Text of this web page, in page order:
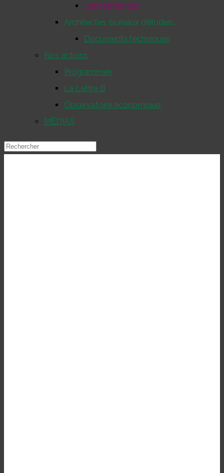
Les formations
Architectes, bureaux d’études…
Documents techniques
Nos actions
Programmes
La Lettre B
Observatoire économique
MÉDIAS